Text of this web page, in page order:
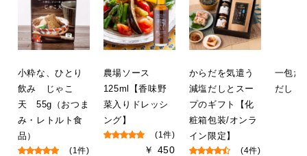
小粋な、ひとり
飲み じゃこ
天 55g（おつま
み・レトルト食
品）
(1件)
農場ソース
125ml【香味野
菜入りドレッシ
ング】
(1件)
￥ 450
からだを気遣う
減塩だしとスー
プのギフト【化
粧箱包装/オンラ
イン限定】
(4件)
一包
だし